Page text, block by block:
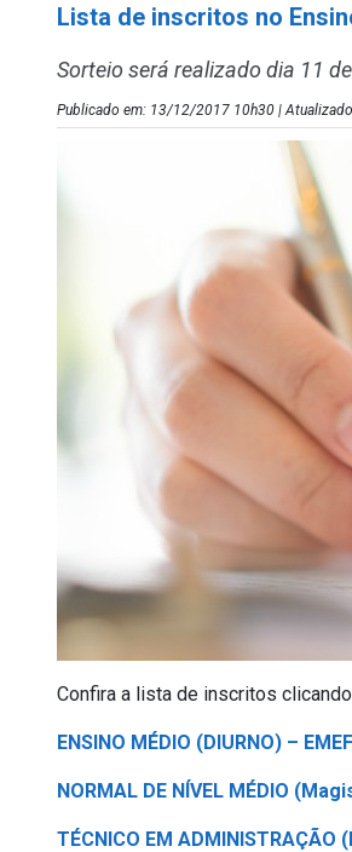
Lista de inscritos no
Sorteio será realizado dia 11
Publicado em: 13/12/2017 10h30 |
Confira a lista de inscritos
ENSINO MÉDIO (DIURNO) –
NORMAL DE NÍVEL MÉDIO
TÉCNICO EM ADMINISTRAÇÃO